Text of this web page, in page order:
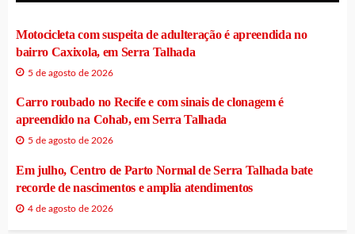
Motocicleta com suspeita de adulteração é apreendida no
bairro Caxixola, em Serra Talhada
5 de agosto de 2026
Carro roubado no Recife e com sinais de clonagem é
apreendido na Cohab, em Serra Talhada
5 de agosto de 2026
Em julho, Centro de Parto Normal de Serra Talhada bate
recorde de nascimentos e amplia atendimentos
4 de agosto de 2026